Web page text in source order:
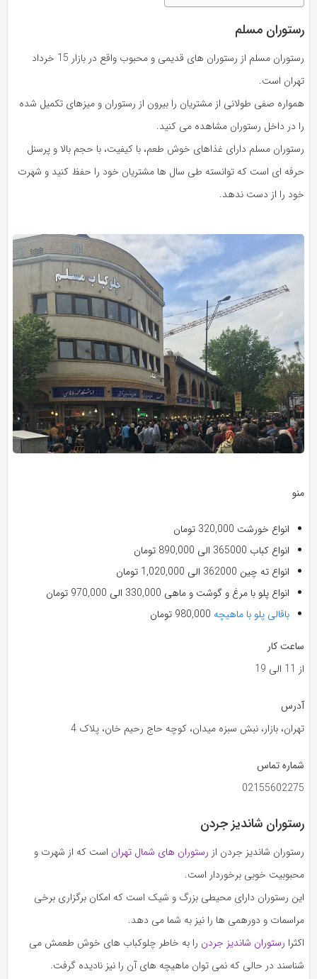
رستوران مسلم
رستوران مسلم از رستوران های قدیمی و محبوب واقع در بازار 15 خرداد
تهران است.
همواره صفی طولانی از مشتریان را بیرون از رستوران و میزهای تکمیل شده
را در داخل رستوران مشاهده می کنید.
رستوران مسلم دارای غذاهای خوش طعم، با کیفیت، با حجم بالا و پرسنل
حرفه ای است که توانسته طی سال ها مشتریان خود را حفظ کنید و شهرت
خود را از دست ندهد.
منو
انواع خورشت 320,000 تومان
انواع کباب 365000 الی 890,000 تومان
انواع ته چین 362000 الی 1,020,000 تومان
انواع پلو با مرغ و گوشت و ماهی 330,000 الی 970,000 تومان
باقالی پلو با ماهیچه
ساعت کار
از 11 الی 19
آدرس
تهران، بازار، نبش سبزه میدان، کوچه حاج رحیم خان، پلاک 4
شماره تماس
02155602275
رستوران شاندیز جردن
رستوران شاندیز جردن از رستوران های شمال تهران است که از شهرت و
محبوبیت خوبی برخوردار است.
این رستوران دارای محیطی بزرگ و شیک است که امکان برگزاری برخی
مراسمات و دورهمی ها را نیز به شما می دهد.
اکثرا رستوران شاندیز جردن را به خاطر چلوکباب های خوش طعمش می
شناسند در حالی که نمی توان ماهیچه های آن را نیز نادیده گرفت.